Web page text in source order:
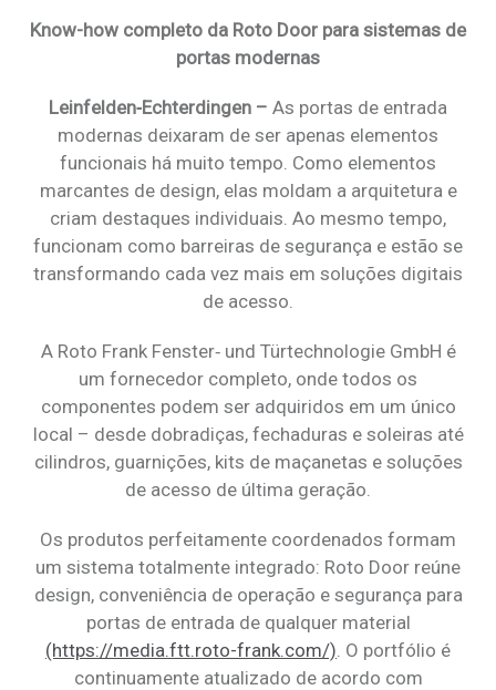
Know-how completo da Roto Door para sistemas de
portas modernas
Leinfelden‑Echterdingen – As portas de entrada
modernas deixaram de ser apenas elementos
funcionais há muito tempo. Como elementos
marcantes de design, elas moldam a arquitetura e
criam destaques individuais. Ao mesmo tempo,
funcionam como barreiras de segurança e estão se
transformando cada vez mais em soluções digitais
de acesso.
A Roto Frank Fenster‑ und Türtechnologie GmbH é
um fornecedor completo, onde todos os
componentes podem ser adquiridos em um único
local – desde dobradiças, fechaduras e soleiras até
cilindros, guarnições, kits de maçanetas e soluções
de acesso de última geração.
Os produtos perfeitamente coordenados formam
um sistema totalmente integrado: Roto Door reúne
design, conveniência de operação e segurança para
portas de entrada de qualquer material
(https://media.ftt.roto-frank.com/). O portfólio é
continuamente atualizado de acordo com